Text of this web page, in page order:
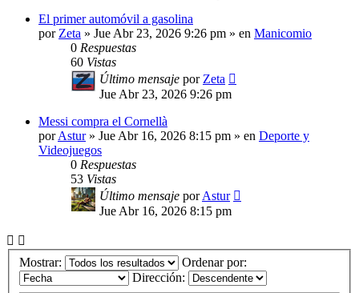
El primer automóvil a gasolina
porZeta » Jue Abr 23, 2026 9:26 pm » en Manicomio
0 Respuestas
60 Vistas
Último mensaje porZeta
Jue Abr 23, 2026 9:26 pm
Messi compra el Cornellà
porAstur» Jue Abr 16, 2026 8:15 pm » en Deporte y
Videojuegos
0 Respuestas
53 Vistas
Último mensaje porAstur
Jue Abr 16, 2026 8:15 pm
Mostrar:
Ordenar por:
Dirección: